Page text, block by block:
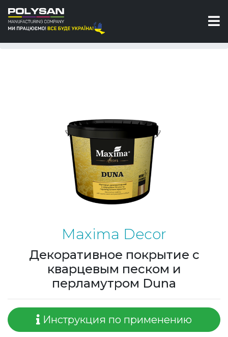
Штукатурка
Декоративное покрытие с кварцевым песком
и перламутром Duna Maxima Decor
Maxima Decor
Декоративное покрытие с
кварцевым песком и
перламутром Duna
Инструкция по применению